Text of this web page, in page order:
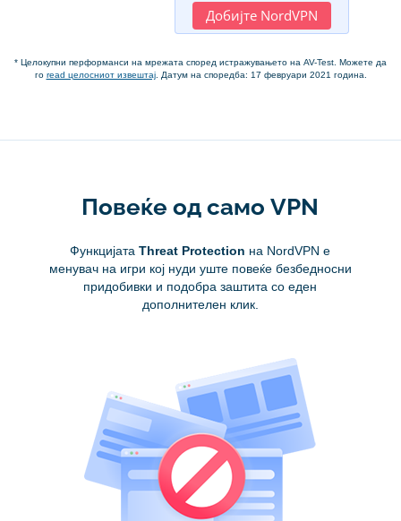
Добијте NordVPN
* Целокупни перформанси на мрежата според истражувањето на AV-Test. Можете да
го read целосниот извештај. Датум на споредба: 17 февруари 2021 година.
Повеќе од само VPN
ФункцијатаThreat Protection на NordVPN е
менувач на игри кој нуди уште повеќе безбедносни
придобивки и подобра заштита со еден
дополнителен клик.